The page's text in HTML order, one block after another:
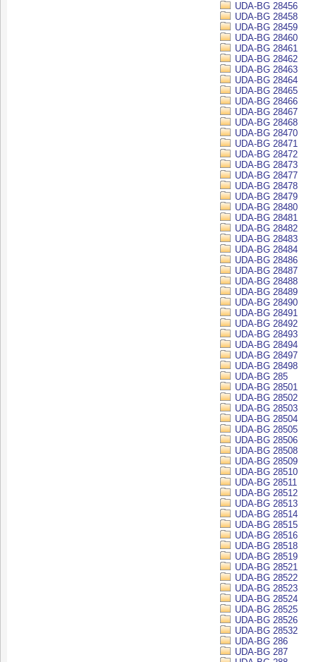
UDA-BG 28456
UDA-BG 28458
UDA-BG 28459
UDA-BG 28460
UDA-BG 28461
UDA-BG 28462
UDA-BG 28463
UDA-BG 28464
UDA-BG 28465
UDA-BG 28466
UDA-BG 28467
UDA-BG 28468
UDA-BG 28470
UDA-BG 28471
UDA-BG 28472
UDA-BG 28473
UDA-BG 28477
UDA-BG 28478
UDA-BG 28479
UDA-BG 28480
UDA-BG 28481
UDA-BG 28482
UDA-BG 28483
UDA-BG 28484
UDA-BG 28486
UDA-BG 28487
UDA-BG 28488
UDA-BG 28489
UDA-BG 28490
UDA-BG 28491
UDA-BG 28492
UDA-BG 28493
UDA-BG 28494
UDA-BG 28497
UDA-BG 28498
UDA-BG 285
UDA-BG 28501
UDA-BG 28502
UDA-BG 28503
UDA-BG 28504
UDA-BG 28505
UDA-BG 28506
UDA-BG 28508
UDA-BG 28509
UDA-BG 28510
UDA-BG 28511
UDA-BG 28512
UDA-BG 28513
UDA-BG 28514
UDA-BG 28515
UDA-BG 28516
UDA-BG 28518
UDA-BG 28519
UDA-BG 28521
UDA-BG 28522
UDA-BG 28523
UDA-BG 28524
UDA-BG 28525
UDA-BG 28526
UDA-BG 28532
UDA-BG 286
UDA-BG 287